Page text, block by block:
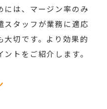
には、マージン率のみ
スタッフが業務に適応
大切です。より効果的
トをご紹介します。